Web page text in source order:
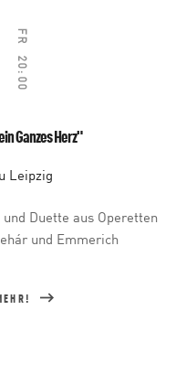
FR
20:00
Ganzes Herz"
Leipzig
Duette aus Operetten
und Emmerich